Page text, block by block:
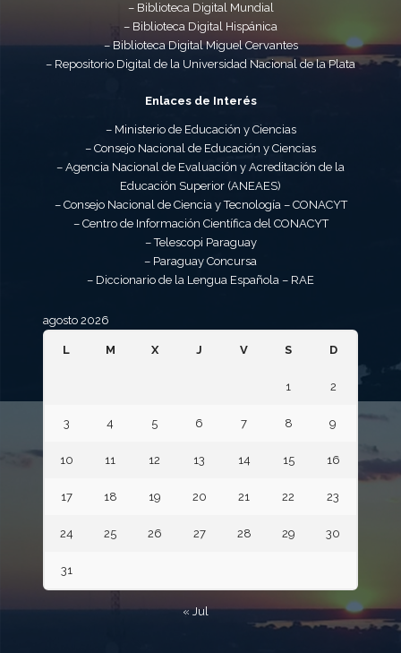
– Biblioteca Digital Mundial
– Biblioteca Digital Hispánica
– Biblioteca Digital Miguel Cervantes
– Repositorio Digital de la Universidad Nacional de la Plata
Enlaces de Interés
– Ministerio de Educación y Ciencias
– Consejo Nacional de Educación y Ciencias
– Agencia Nacional de Evaluación y Acreditación de la
Educación Superior (ANEAES)
– Consejo Nacional de Ciencia y Tecnología – CONACYT
– Centro de Información Científica del CONACYT
– Telescopi Paraguay
– Paraguay Concursa
– Diccionario de la Lengua Española – RAE
agosto 2026
L M X J V S D
1 2
3 4 5 6 7 8 9
10 11 12 13 14 15 16
17 18 19 20 21 22 23
24 25 26 27 28 29 30
31
« Jul